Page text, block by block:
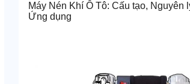
Máy Nén Khí Ô Tô: Cấu tạo, Nguyên
Ứng dụng